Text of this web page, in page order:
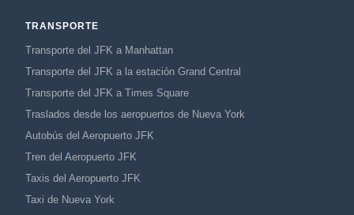
TRANSPORTE
Transporte del JFK a Manhattan
Transporte del JFK a la estación Grand Central
Transporte del JFK a Times Square
Traslados desde los aeropuertos de Nueva York
Autobús del Aeropuerto JFK
Tren del Aeropuerto JFK
Taxis del Aeropuerto JFK
Taxi de Nueva York